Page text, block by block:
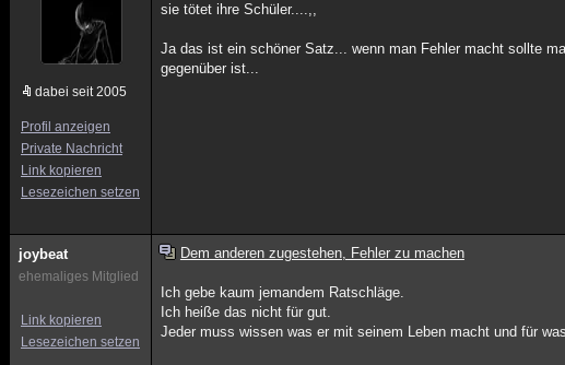
dabei seit 2005
Profil anzeigen
Private Nachricht
Link kopieren
Lesezeichen setzen
sie tötet ihre Schüler....,,
Ja das ist ein schöner Satz... wenn man Fehler macht sollte
gegenüber ist...
joybeat
ehemaliges Mitglied
Link kopieren
Lesezeichen setzen
Dem anderen zugestehen, Fehler zu machen
Ich gebe kaum jemandem Ratschläge.
Ich heiße das nicht für gut.
Jeder muss wissen was er mit seinem Leben macht und für